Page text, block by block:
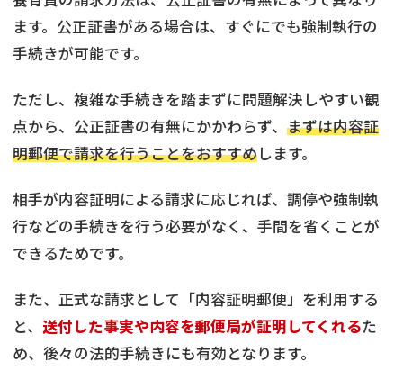
ます。公正証書がある場合は、すぐにでも強制執行の
手続きが可能です。
ただし、複雑な手続きを踏まずに問題解決しやすい観
点から、公正証書の有無にかかわらず、 まずは内容証
明郵便で請求を行うことをおすすめします。
相手が内容証明による請求に応じれば、調停や強制執
行などの手続きを行う必要がなく、手間を省くことが
できるためです。
また、正式な請求として「内容証明郵便」を利用する
と、 送付した事実や内容を郵便局が証明してくれるた
め、後々の法的手続きにも有効となります。